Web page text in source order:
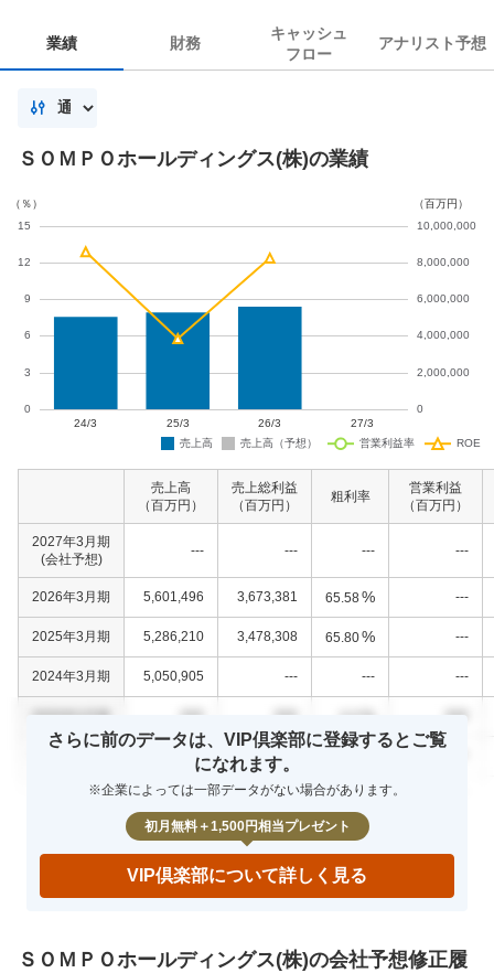
業績 財務
キャッシュ
フロー
アナリスト予想
ＳＯＭＰＯホールディングス(株)の業績
売上高
（百万円）
売上総利益
（百万円）
粗利率
営業利益
（百万円）
2027年3月期
(会社予想)
--- --- --- ---
2026年3月期 5,601,496 3,673,381 65.58% ---
2025年3月期 5,286,210 3,478,308 65.80% ---
2024年3月期 5,050,905 --- --- ---
0000年0月期 000 000 0.0% 000
000 000
0000年0月期 000 000 0.0%
さらに前のデータは、VIP倶楽部に登録するとご覧
になれます。
※企業によっては一部データがない場合があります。
初月無料＋1,500円相当プレゼント
VIP倶楽部について詳しく見る
ＳＯＭＰＯホールディングス(株)の会社予想修正履